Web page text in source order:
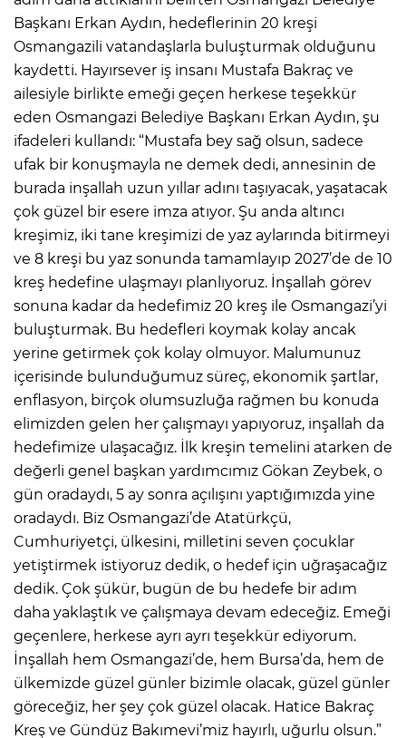
Başkanı Erkan Aydın, hedeflerinin 20 kreşi
Osmangazili vatandaşlarla buluşturmak olduğunu
kaydetti. Hayırsever iş insanı Mustafa Bakraç ve
ailesiyle birlikte emeği geçen herkese teşekkür
eden Osmangazi Belediye Başkanı Erkan Aydın, şu
ifadeleri kullandı: “Mustafa bey sağ olsun, sadece
ufak bir konuşmayla ne demek dedi, annesinin de
burada inşallah uzun yıllar adını taşıyacak, yaşatacak
çok güzel bir esere imza atıyor. Şu anda altıncı
kreşimiz, iki tane kreşimizi de yaz aylarında bitirmeyi
ve 8 kreşi bu yaz sonunda tamamlayıp 2027’de de 10
kreş hedefine ulaşmayı planlıyoruz. İnşallah görev
sonuna kadar da hedefimiz 20 kreş ile Osmangazi’yi
buluşturmak. Bu hedefleri koymak kolay ancak
yerine getirmek çok kolay olmuyor. Malumunuz
içerisinde bulunduğumuz süreç, ekonomik şartlar,
enflasyon, birçok olumsuzluğa rağmen bu konuda
elimizden gelen her çalışmayı yapıyoruz, inşallah da
hedefimize ulaşacağız. İlk kreşin temelini atarken de
değerli genel başkan yardımcımız Gökan Zeybek, o
gün oradaydı, 5 ay sonra açılışını yaptığımızda yine
oradaydı. Biz Osmangazi’de Atatürkçü,
Cumhuriyetçi, ülkesini, milletini seven çocuklar
yetiştirmek istiyoruz dedik, o hedef için uğraşacağız
dedik. Çok şükür, bugün de bu hedefe bir adım
daha yaklaştık ve çalışmaya devam edeceğiz. Emeği
geçenlere, herkese ayrı ayrı teşekkür ediyorum.
İnşallah hem Osmangazi’de, hem Bursa’da, hem de
ülkemizde güzel günler bizimle olacak, güzel günler
göreceğiz, her şey çok güzel olacak. Hatice Bakraç
Kreş ve Gündüz Bakımevi’miz hayırlı, uğurlu olsun.”